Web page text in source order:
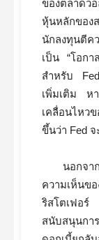
ของตลาดว
หุ้นหลักของ
นักลงทุนตีค
เป็น “โอก
สำหรับ
เพิ่มเติม ห
เคลื่อนไหว
ขึ้นว่า Fed
นอกจา
ความเห็นข
ริสโตเฟอ
สนับสนุนกา